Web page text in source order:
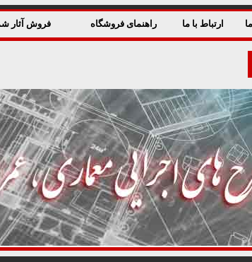
ارتباط با ما راهنمای فروشگاه فروش آثار